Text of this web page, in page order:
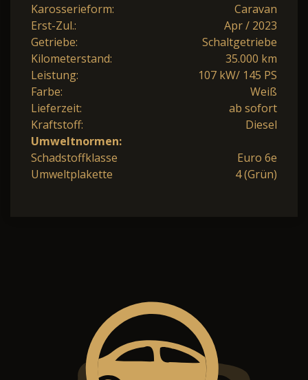
Karosserieform:
Caravan
Erst-Zul.:
Apr / 2023
Getriebe:
Schaltgetriebe
Kilometerstand:
35.000 km
Leistung:
107 kW/ 145 PS
Farbe:
Weiß
Lieferzeit:
ab sofort
Kraftstoff:
Diesel
Umweltnormen:
Schadstoffklasse
Euro 6e
Umweltplakette
4 (Grün)